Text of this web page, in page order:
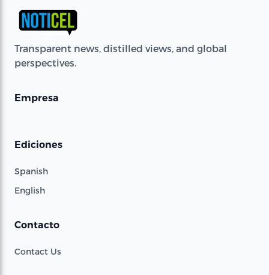
Transparent news, distilled views, and global
perspectives.
Empresa
Ediciones
Spanish
English
Contacto
Contact Us